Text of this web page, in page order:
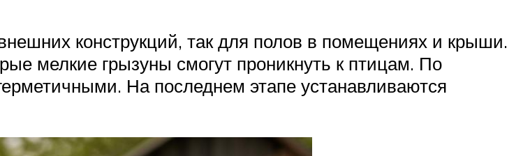
конструкций, так для полов в помещениях и крыши.
мелкие грызуны смогут проникнуть к птицам. По
На последнем этапе устанавливаются